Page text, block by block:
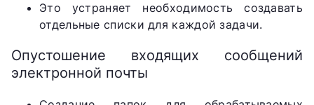
Это устраняет необходимость создавать
отдельные списки для каждой задачи.
Опустошение входящих сообщений
электронной почты